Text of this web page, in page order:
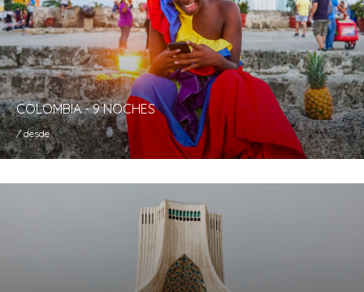
COLOMBIA - 9 NOCHES
/ desde